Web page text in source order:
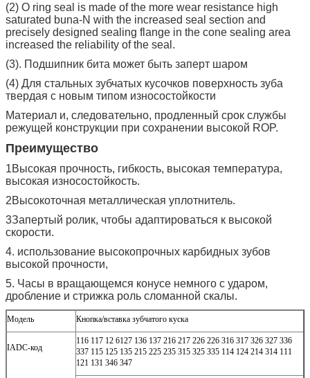
(2) O ring seal is made of the more wear resistance high
saturated buna-N with the increased seal section and
precisely designed sealing flange in the cone sealing area
increased the reliability of the seal.
(3). Подшипник бита может быть заперт шаром
(4) Для стальных зубчатых кусочков поверхность зуба
твердая с новым типом износостойкости
Материал и, следовательно, продленный срок службы
режущей конструкции при сохранении высокой ROP.
Преимущество
1Высокая прочность, гибкость, высокая температура,
высокая износостойкость.
2Высокоточная металлическая уплотнитель.
3Запертый ролик, чтобы адаптироваться к высокой
скорости.
4. использование высокопрочных карбидных зубов
высокой прочности,
5. Часы в вращающемся конусе немного с ударом,
дробление и стрижка роль сломанной скалы.
Модель Кнопка/вставка зубчатого куска
IADC-код
116 117 12 6127 136 137 216 217 226 226 316 317 326 327 336
337 115 125 135 215 225 235 315 325 335 114 124 214 314 111
121 131 346 347